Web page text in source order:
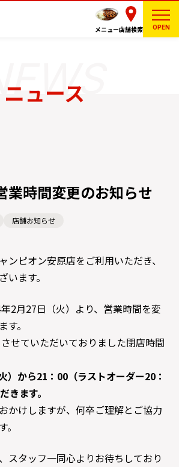
メニュー店舗検索 OPEN
ニュース
業時間変更のお知らせ
店舗お知らせ
ンピオン安原店をご利用いただき、
います。
2月27日（火）より、営業時間を変
。
せていただいておりました閉店時間
）から21：00（ラストオーダー20：
きます。
かけしますが、何卒ご理解とご協力
スタッフ一同心よりお待ちしており